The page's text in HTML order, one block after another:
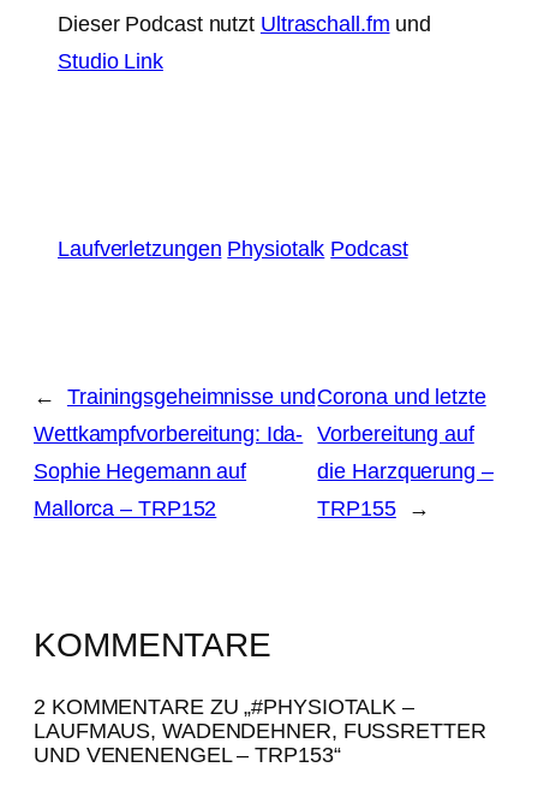
Dieser Podcast nutzt Ultraschall.fm und
Studio Link
Laufverletzungen Physiotalk Podcast
←
Trainingsgeheimnisse und
Wettkampfvorbereitung: Ida-
Sophie Hegemann auf
Mallorca – TRP152
Corona und letzte
Vorbereitung auf
die Harzquerung –
TRP155
→
KOMMENTARE
2 KOMMENTARE ZU „#PHYSIOTALK –
LAUFMAUS, WADENDEHNER, FUSSRETTER
UND VENENENGEL – TRP153“